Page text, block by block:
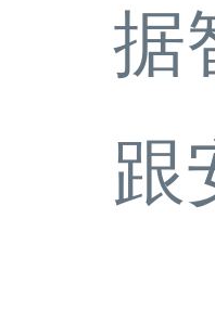
据
跟